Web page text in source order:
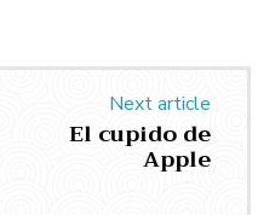
Next article
El cupido de
Apple